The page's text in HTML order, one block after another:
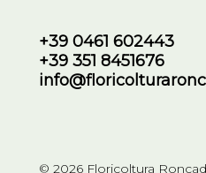
+39 0461 602443
+39 351 8451676
© 2026 Floricoltura